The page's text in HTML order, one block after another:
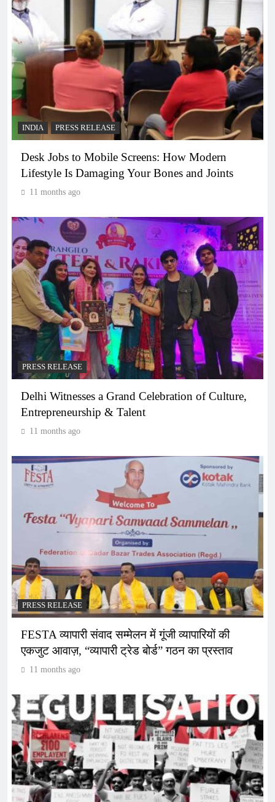
INDIA PRESS RELEASE
Desk Jobs to Mobile Screens: How Modern
Lifestyle Is Damaging Your Bones and Joints
11 months ago
PRESS RELEASE
Delhi Witnesses a Grand Celebration of Culture,
Entrepreneurship & Talent
11 months ago
PRESS RELEASE
FESTA व्यापारी संवाद सम्मेलन में गूंजी व्यापारियों की
एकजुट आवाज़, “व्यापारी ट्रेड बोर्ड” गठन का प्रस्ताव
11 months ago